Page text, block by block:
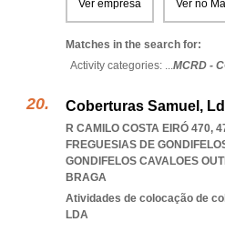
Ver empresa Ver no
Matches in the search for:
Activity categories: ...MCRD -
Coberturas Samuel,
R CAMILO COSTA EIRÓ 470,
FREGUESIAS DE
GONDIFELOS CAVALOES
BRAGA
Atividades de colocação de
LDA